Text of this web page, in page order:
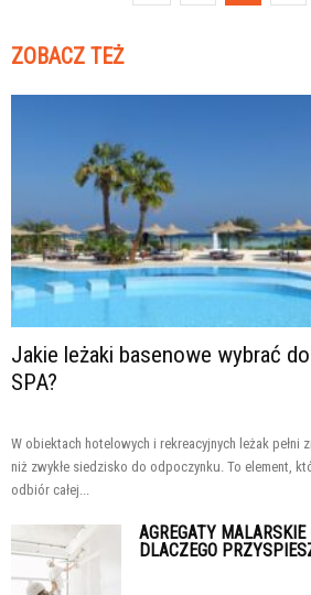
ZOBACZ TEŻ
Jakie leżaki basenowe wybrać
SPA?
W obiektach hotelowych i rekreacyjnych leżak pełni
niż zwykłe siedzisko do odpoczynku. To element,
odbiór całej...
AGREGATY
DLACZEGO